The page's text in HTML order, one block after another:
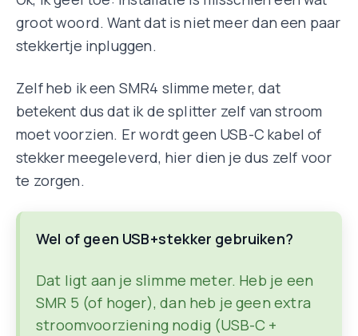
groot woord. Want dat is niet meer dan een paar
stekkertje inpluggen.
Zelf heb ik een SMR4 slimme meter, dat
betekent dus dat ik de splitter zelf van stroom
moet voorzien. Er wordt geen USB-C kabel of
stekker meegeleverd, hier dien je dus zelf voor
te zorgen.
Wel of geen USB+stekker gebruiken?
Dat ligt aan je slimme meter. Heb je een
SMR 5 (of hoger), dan heb je geen extra
stroomvoorziening nodig (USB-C +